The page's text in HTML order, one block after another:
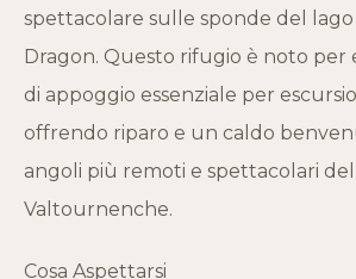
spettacolare sulle sponde del
Dragon. Questo rifugio è noto per
di appoggio essenziale per
offrendo riparo e un caldo
angoli più remoti e spettacolari
Valtournenche.
Cosa Aspettarsi